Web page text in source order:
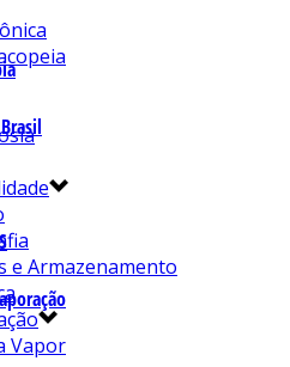
e Armazenamento
Vapor